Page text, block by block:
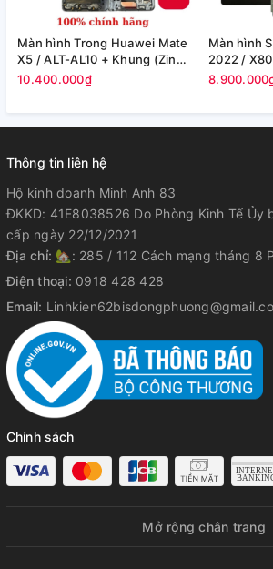
Màn hình Trong Huawei Mate
X5 / ALT-AL10 + Khung (Zin
Máy)
10.400.000₫
Màn hình
2022 /
(12.4in) -
Thông tin liên hệ
Hộ kinh doanh Minh Anh 83
ĐKKD: 41E8038526 Do Phòng Kinh Tế Ủy
cấp ngày 22/12/2021
Địa chỉ: 🏡: 285 / 112 Cách mạng tháng 8
Điện thoại: 0918 428 428
Email:
Chính sách
Mở rộng chân trang